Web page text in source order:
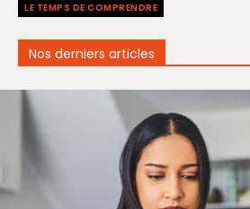
LE TEMPS DE COMPRENDRE
Nos derniers articles